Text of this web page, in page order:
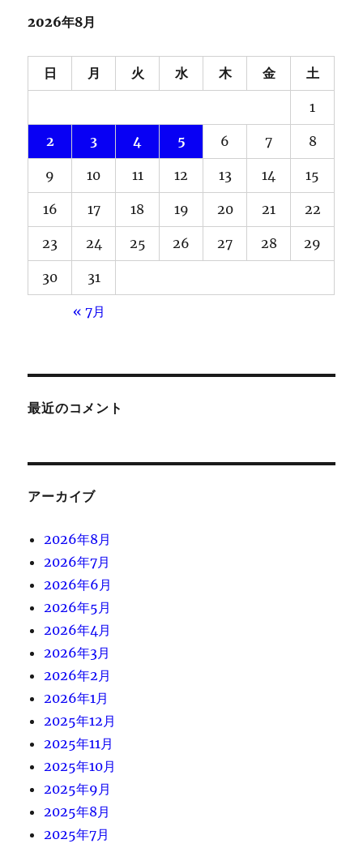
2026年8月
日 月 火 水 木 金 土
1
2 3 4 5 6 7 8
9 10 11 12 13 14 15
16 17 18 19 20 21 22
23 24 25 26 27 28 29
30 31
« 7月
最近のコメント
アーカイブ
2026年8月
2026年7月
2026年6月
2026年5月
2026年4月
2026年3月
2026年2月
2026年1月
2025年12月
2025年11月
2025年10月
2025年9月
2025年8月
2025年7月